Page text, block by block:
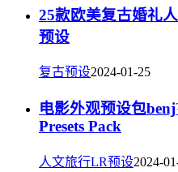
25款欧美复古婚礼
预设
复古预设2024-01-25
电影外观预设包
Presets Pack
人文旅行LR预设2024-